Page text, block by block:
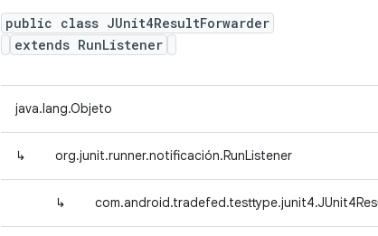
public class JUnit4ResultForwarder
extends RunListener
java.lang.Objeto
↳ org.junit.runner.notificación.RunListener
↳